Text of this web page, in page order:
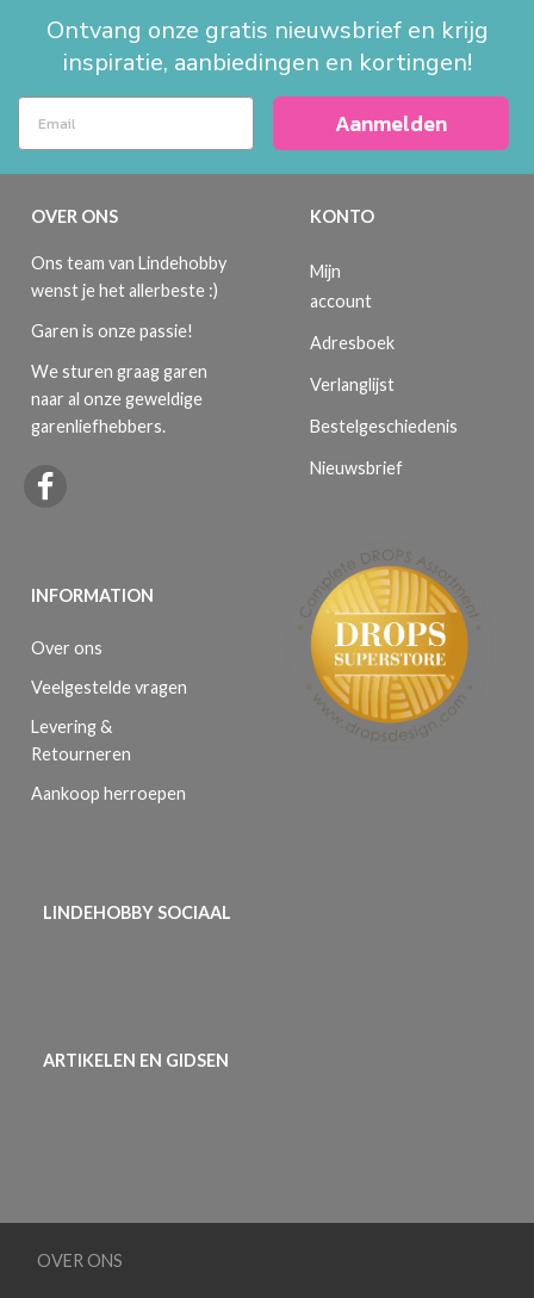
Ontvang onze gratis nieuwsbrief en krijg
inspiratie, aanbiedingen en kortingen!
Aanmelden
OVER ONS
Ons team van Lindehobby
wenst je het allerbeste :)
Garen is onze passie!
We sturen graag garen
naar al onze geweldige
garenliefhebbers.
INFORMATION
Over ons
Veelgestelde vragen
Levering &
Retourneren
Aankoop herroepen
KONTO
Mijn
account
Adresboek
Verlanglijst
Bestelgeschiedenis
Nieuwsbrief
LINDEHOBBY SOCIAAL
ARTIKELEN EN GIDSEN
OVER ONS